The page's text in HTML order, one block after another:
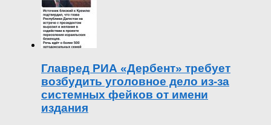
Главред РИА «Дербент» требует
возбудить уголовное дело из-за
системных фейков от имени
издания